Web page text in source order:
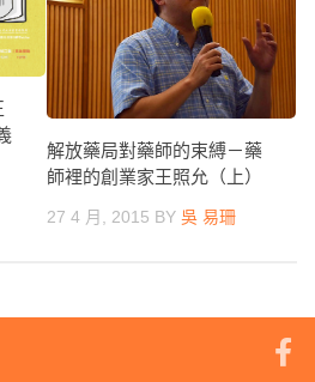
解放藥局對藥師的束縛－藥
師裡的創業家王照允（上）
27 4 月, 2015 BY 吳 易珊